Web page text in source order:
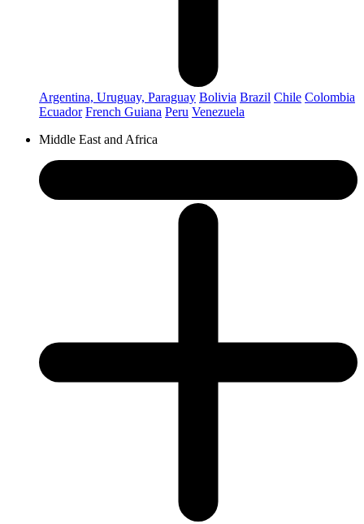
Argentina, Uruguay, Paraguay Bolivia Brazil Chile Colombia
Ecuador French Guiana Peru Venezuela
Middle East and Africa